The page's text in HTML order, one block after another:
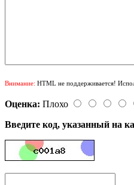
Внимание: HTML не поддерживается!
Оценка: Плохо
Введите код, указанный на